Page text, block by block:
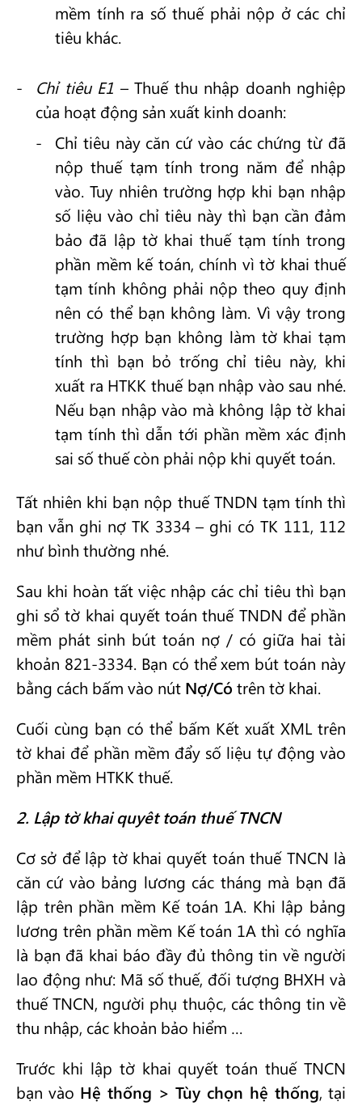
mềm tính ra số thuế phải nộp ở các chỉ
tiêu khác.
Chỉ tiêu E1 – Thuế thu nhập doanh nghiệp
của hoạt động sản xuất kinh doanh:
Chỉ tiêu này căn cứ vào các chứng từ đã
nộp thuế tạm tính trong năm để nhập
vào. Tuy nhiên trường hợp khi bạn nhập
số liệu vào chỉ tiêu này thì bạn cần đảm
bảo đã lập tờ khai thuế tạm tính trong
phần mềm kế toán, chính vì tờ khai thuế
tạm tính không phải nộp theo quy định
nên có thể bạn không làm. Vì vậy trong
trường hợp bạn không làm tờ khai tạm
tính thì bạn bỏ trống chỉ tiêu này, khi
xuất ra HTKK thuế bạn nhập vào sau nhé.
Nếu bạn nhập vào mà không lập tờ khai
tạm tính thì dẫn tới phần mềm xác định
sai số thuế còn phải nộp khi quyết toán.
Tất nhiên khi bạn nộp thuế TNDN tạm tính thì
bạn vẫn ghi nợ TK 3334 – ghi có TK 111, 112
như bình thường nhé.
Sau khi hoàn tất việc nhập các chỉ tiêu thì bạn
ghi sổ tờ khai quyết toán thuế TNDN để phần
mềm phát sinh bút toán nợ / có giữa hai tài
khoản 821-3334. Bạn có thể xem bút toán này
bằng cách bấm vào nút Nợ/Có trên tờ khai.
Cuối cùng bạn có thể bấm Kết xuất XML trên
tờ khai để phần mềm đẩy số liệu tự động vào
phần mềm HTKK thuế.
2. Lập tờ khai quyêt toán thuế TNCN
Cơ sở để lập tờ khai quyết toán thuế TNCN là
căn cứ vào bảng lương các tháng mà bạn đã
lập trên phần mềm Kế toán 1A. Khi lập bảng
lương trên phần mềm Kế toán 1A thì có nghĩa
là bạn đã khai báo đầy đủ thông tin về người
lao động như: Mã số thuế, đối tượng BHXH và
thuế TNCN, người phụ thuộc, các thông tin về
thu nhập, các khoản bảo hiểm …
Trước khi lập tờ khai quyết toán thuế TNCN
bạn vào Hệ thống > Tùy chọn hệ thống, tại